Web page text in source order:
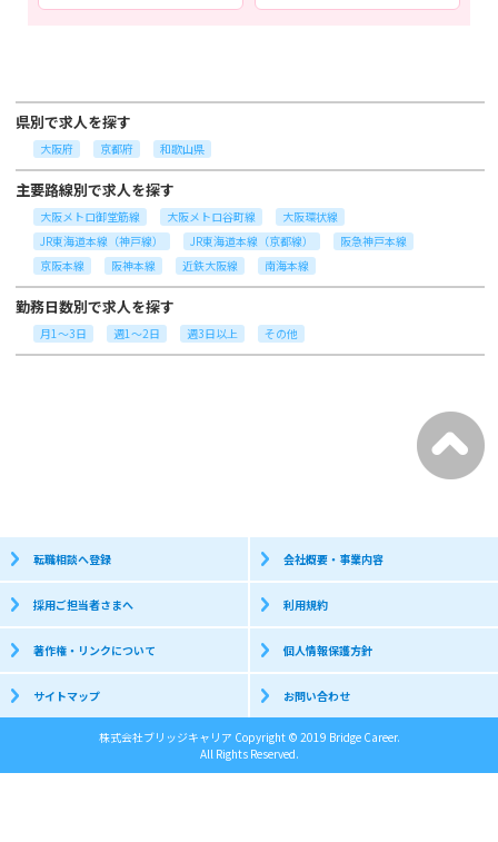
県別で求人を探す
大阪府 京都府 和歌山県
主要路線別で求人を探す
大阪メトロ御堂筋線 大阪メトロ谷町線
大阪環状線
JR東海道本線（神戸線）
JR東海道本線（京都線）
阪急神戸本線
京阪本線
阪神本線 近鉄大阪線 南海本線
勤務日数別で求人を探す
月1～3日 週1～2日 週3日以上 その他
転職相談へ登録 会社概要・事業内容
採用ご担当者さまへ 利用規約
著作権・リンクについて 個人情報保護方針
サイトマップ お問い合わせ
株式会社ブリッジキャリア Copyright © 2019 Bridge Career.
All Rights Reserved.